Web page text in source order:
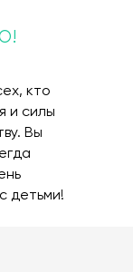
кто
и силы
Вы
детьми!